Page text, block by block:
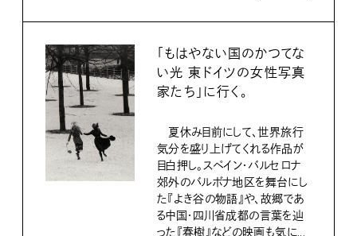
「もはやない国のかつてな
い光 東ドイツの女性写真
家たち」に行く。
夏休み目前にして、世界旅行
気分を盛り上げてくれる作品が
目白押し。スペイン・バルセロナ
郊外のバルボナ地区を舞台にし
た『よき谷の物語』や、故郷であ
る中国・四川省成都の言葉を辿
った『春樹』などの映画も気に...